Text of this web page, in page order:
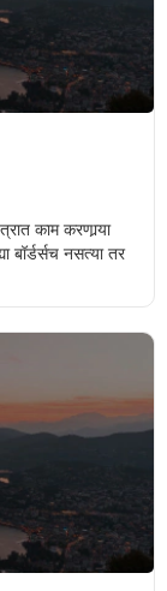
काम करणार्‍या
बॉर्डर्सच नसत्या तर